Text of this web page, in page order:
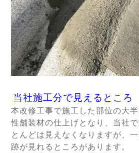
当社施工分で見えるところ
本改修工事で施工した部位の大
性舗装材の仕上げとなり、当社
とんどは見えなくなりますが、
跡が見れるところがあります。